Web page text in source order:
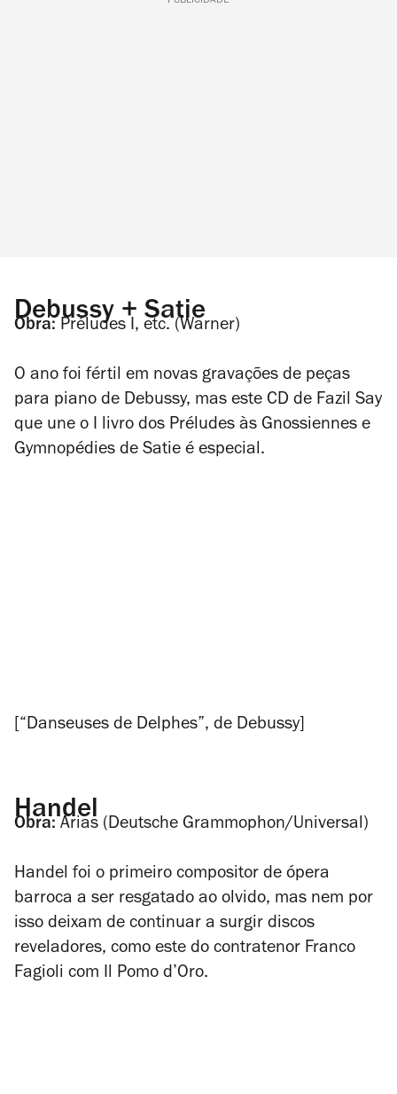
Debussy + Satie
Obra: Préludes I, etc. (Warner)
O ano foi fértil em novas gravações de peças
para piano de Debussy, mas este CD de Fazil Say
que une o I livro dos Préludes às Gnossiennes e
Gymnopédies de Satie é especial.
[“Danseuses de Delphes”, de Debussy]
Handel
Obra: Arias (Deutsche Grammophon/Universal)
Handel foi o primeiro compositor de ópera
barroca a ser resgatado ao olvido, mas nem por
isso deixam de continuar a surgir discos
reveladores, como este do contratenor Franco
Fagioli com Il Pomo d’Oro.